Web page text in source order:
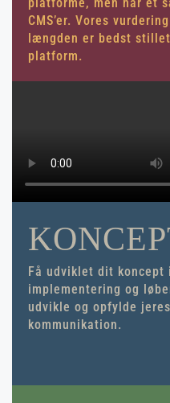
CMS’er. Vores
længden er bedst
platform.
Få udviklet dit
implementering og
udvikle og opfylde
kommunikation.